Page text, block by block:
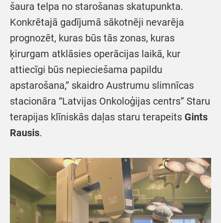
šaura telpa no starošanas skatupunkta.
Konkrētajā gadījumā sākotnēji nevarēja
prognozēt, kuras būs tās zonas, kuras
ķirurgam atklāsies operācijas laikā, kur
attiecīgi būs nepieciešama papildu
apstarošana,” skaidro Austrumu slimnīcas
stacionāra “Latvijas Onkoloģijas centrs” Staru
terapijas klīniskās daļas staru terapeits Gints
Rausis.